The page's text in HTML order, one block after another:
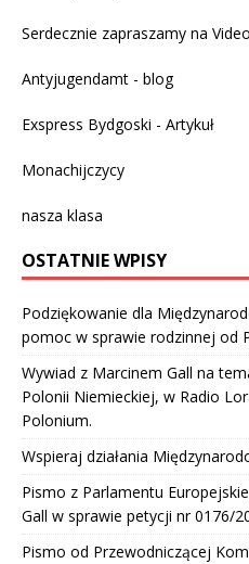
Serdecznie zapraszamy na
Antyjugendamt - blog
Exspress Bydgoski - Artykuł
Monachijczycy
nasza klasa
OSTATNIE WPISY
Podziękowanie dla
pomoc w sprawie rodzinnej od
Wywiad z Marcinem Gall na
Polonii Niemieckiej, w Radio
Polonium.
Wspieraj działania
Pismo z Parlamentu
Gall w sprawie petycji nr 0176/
Pismo od Przewodniczącej